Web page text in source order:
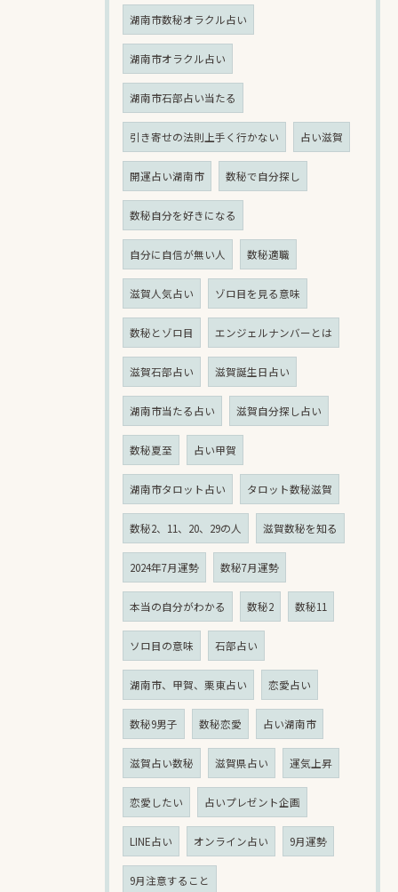
湖南市数秘オラクル占い
湖南市オラクル占い
湖南市石部占い当たる
引き寄せの法則上手く行かない 占い滋賀
開運占い湖南市 数秘で自分探し
数秘自分を好きになる
自分に自信が無い人 数秘適職
滋賀人気占い ゾロ目を見る意味
数秘とゾロ目 エンジェルナンバーとは
滋賀石部占い 滋賀誕生日占い
湖南市当たる占い 滋賀自分探し占い
数秘夏至 占い甲賀
湖南市タロット占い タロット数秘滋賀
数秘2、11、20、29の人 滋賀数秘を知る
2024年7月運勢 数秘7月運勢
本当の自分がわかる 数秘2 数秘11
ソロ目の意味 石部占い
湖南市、甲賀、栗東占い 恋愛占い
数秘9男子 数秘恋愛 占い湖南市
滋賀占い数秘 滋賀県占い 運気上昇
恋愛したい 占いプレゼント企画
LINE占い オンライン占い 9月運勢
9月注意すること